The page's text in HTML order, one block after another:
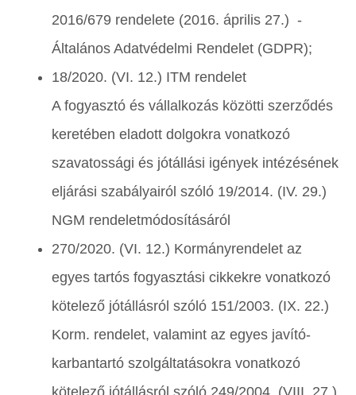
2016/679 rendelete (2016. április 27.) -
Általános Adatvédelmi Rendelet (GDPR);
18/2020. (VI. 12.) ITM rendelet
A fogyasztó és vállalkozás közötti szerződés
keretében eladott dolgokra vonatkozó
szavatossági és jótállási igények intézésének
eljárási szabályairól szóló 19/2014. (IV. 29.)
NGM rendeletmódosításáról
270/2020. (VI. 12.) Kormányrendelet az
egyes tartós fogyasztási cikkekre vonatkozó
kötelező jótállásról szóló 151/2003. (IX. 22.)
Korm. rendelet, valamint az egyes javító-
karbantartó szolgáltatásokra vonatkozó
kötelező jótállásról szóló 249/2004. (VIII. 27.)